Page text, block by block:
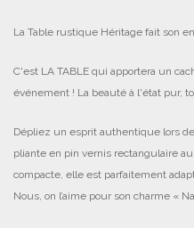
La Table rustique Héritage fait son
C'est LA TABLE qui apportera un
événement ! La beauté à l'état pur,
Dépliez un esprit authentique lors
pliante en pin vernis rectangulaire
compacte, elle est parfaitement
Nous, on l’aime pour son charme «